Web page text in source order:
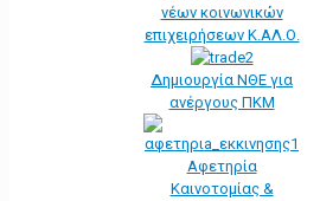
νέων κοινωνικών
επιχειρήσεων Κ.ΑΛ.Ο.
Δημιουργία ΝΘΕ για
ανέργους ΠΚΜ
Αφετηρία
Kαινοτομίας &